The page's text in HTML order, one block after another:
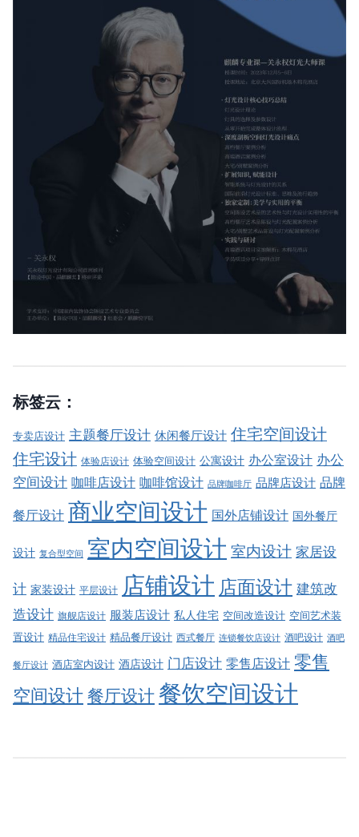
标签云：
专卖店设计 主题餐厅设计 休闲餐厅设计 住宅空间设计
住宅设计 体验店设计 体验空间设计 公寓设计 办公室设计 办公
空间设计 咖啡店设计 咖啡馆设计 品牌咖啡厅 品牌店设计 品牌
餐厅设计 商业空间设计 国外店铺设计 国外餐厅
设计 复合型空间 室内空间设计 室内设计 家居设
计 家装设计 平层设计 店铺设计 店面设计 建筑改
造设计 旗舰店设计 服装店设计 私人住宅 空间改造设计 空间艺术装
置设计 精品住宅设计 精品餐厅设计 西式餐厅 连锁餐饮店设计 酒吧设计 酒吧
餐厅设计 酒店室内设计 酒店设计 门店设计 零售店设计 零售
空间设计餐厅设计 餐饮空间设计